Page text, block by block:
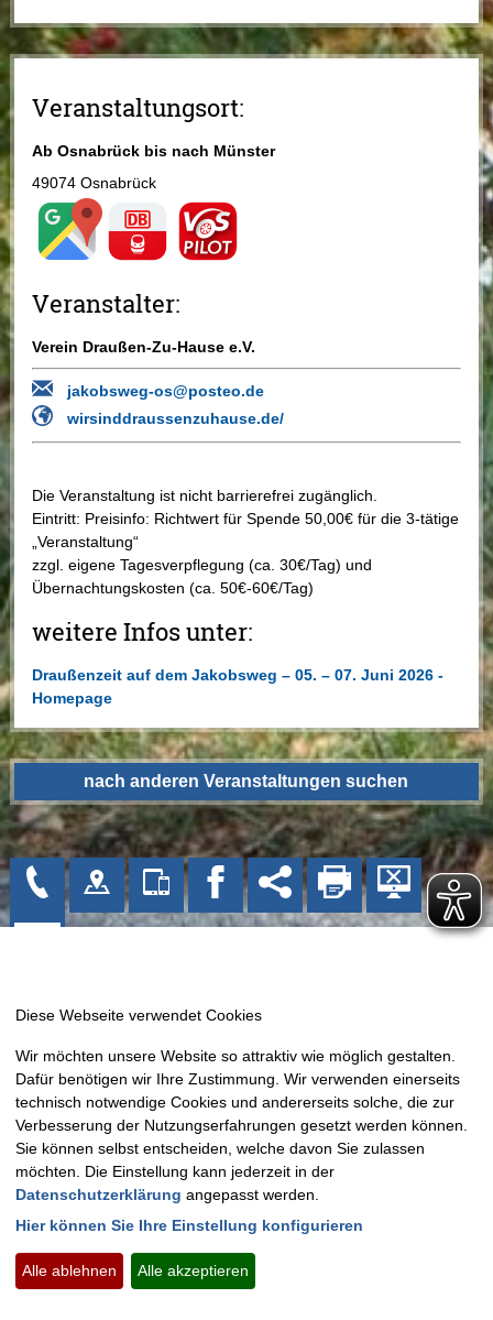
nach anderen Veranstaltungen suchen
Veranstaltungsort:
Ab Osnabrück bis nach Münster
49074 Osnabrück
Veranstalter:
Verein Draußen-Zu-Hause e.V.
jakobsweg-os@posteo.de
wirsinddraussenzuhause.de/
Die Veranstaltung ist nicht barrierefrei zugänglich.
Eintritt: Preisinfo: Richtwert für Spende 50,00€ für die 3-tätige
„Veranstaltung“
zzgl. eigene Tagesverpflegung (ca. 30€/Tag) und
Übernachtungskosten (ca. 50€-60€/Tag)
weitere Infos unter:
Draußenzeit auf dem Jakobsweg – 05. – 07. Juni 2026 -
Homepage
Gemeinde Bissendorf
Kirchplatz 1
49143 Bissendorf
Tel: 05402 404-0
Fax: 05402 404-133
info@bissendorf.de
Montag - Freitag:
09.00 Uhr - 12.00 Uhr
Montags zusätzlich:
15.00 Uhr - 18.30 Uhr
Wir möchten unsere Website so attraktiv wie möglich gestalten.
Dafür benötigen wir Ihre Zustimmung. Wir verwenden einerseits
technisch notwendige Cookies und andererseits solche, die zur
Verbesserung der Nutzungserfahrungen gesetzt werden können.
Sie können selbst entscheiden, welche davon Sie zulassen
möchten. Die Einstellung kann jederzeit in der
Datenschutzerklärung angepasst werden.
Hier können Sie Ihre Einstellung konfigurieren
Alle ablehnen Alle akzeptieren